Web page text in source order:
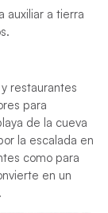
auxiliar a tierra
restaurantes
para
de la cueva
la escalada en
como para
en un